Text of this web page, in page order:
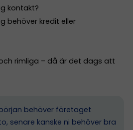
kontakt?
behöver kredit eller
rimliga – då är det dags att
behöver företaget
senare kanske ni behöver bra